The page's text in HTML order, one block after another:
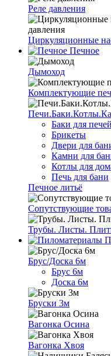
Реле давления
Циркуляционные
Печное
Дымоход
Комплектующие
Баки для
Брикеты
Двери для
Камни для
Котлы для
Печь для бани
Печное литьё
Сопутствующие
Трубы. Листы.
Брус/Доска 6м
Брус 6м
Доска 6м
Бруски 3м
Вагонка Осина
Вагонка Хвоя